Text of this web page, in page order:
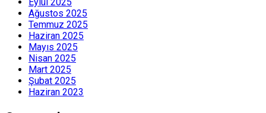
Eylül 2025
Ağustos 2025
Temmuz 2025
Haziran 2025
Mayıs 2025
Nisan 2025
Mart 2025
Şubat 2025
Haziran 2023